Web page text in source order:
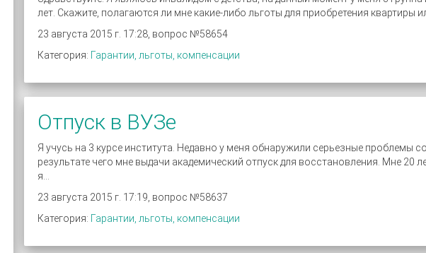
лет. Скажите, полагаются ли мне какие-либо льготы для приобретения квартиры
23 августа 2015 г. 17:28, вопрос №58654
Категория: Гарантии, льготы, компенсации
Отпуск в ВУЗе
Я учусь на 3 курсе института. Недавно у меня обнаружили серьезные проблемы
результате чего мне выдачи академический отпуск для восстановления. Мне 20
я...
23 августа 2015 г. 17:19, вопрос №58637
Категория: Гарантии, льготы, компенсации